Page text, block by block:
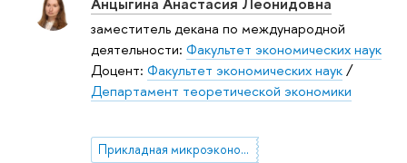
заместитель декана по международной
деятельности: Факультет экономических наук
Доцент: Факультет экономических наук/
Департамент теоретической экономики
Прикладная микроэкономическая теория